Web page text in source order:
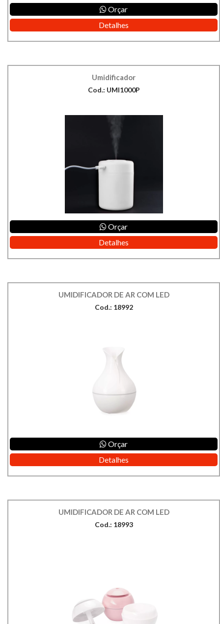
Orçar
Detalhes
Umidificador
Cod.: UMI1000P
Orçar
Detalhes
UMIDIFICADOR DE AR COM LED
Cod.: 18992
Orçar
Detalhes
UMIDIFICADOR DE AR COM LED
Cod.: 18993